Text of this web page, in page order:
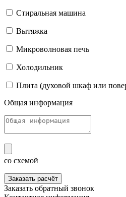
Стиральная машина
Вытяжка
Микроволновая печь
Холодильник
Плита (духовой шкаф или
Общая информация
со схемой
Заказать расчёт
Заказать обратный звонок